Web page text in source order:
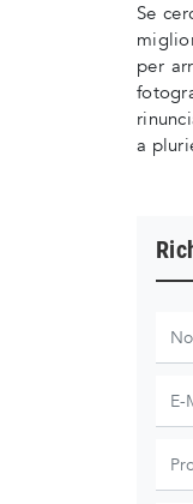
Se
per
a